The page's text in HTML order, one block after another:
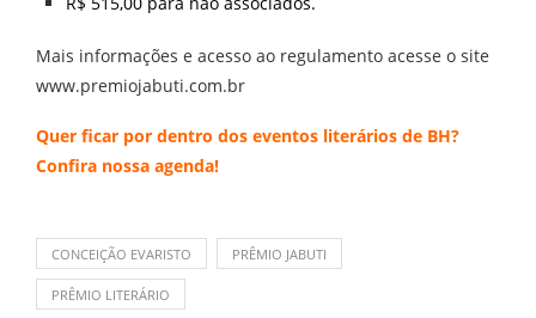
Mais informações e acesso ao regulamento acesse o site
www.premiojabuti.com.br
Quer ficar por dentro dos eventos literários de BH?
Confira nossa agenda!
CONCEIÇÃO EVARISTO PRÊMIO JABUTI
PRÊMIO LITERÁRIO